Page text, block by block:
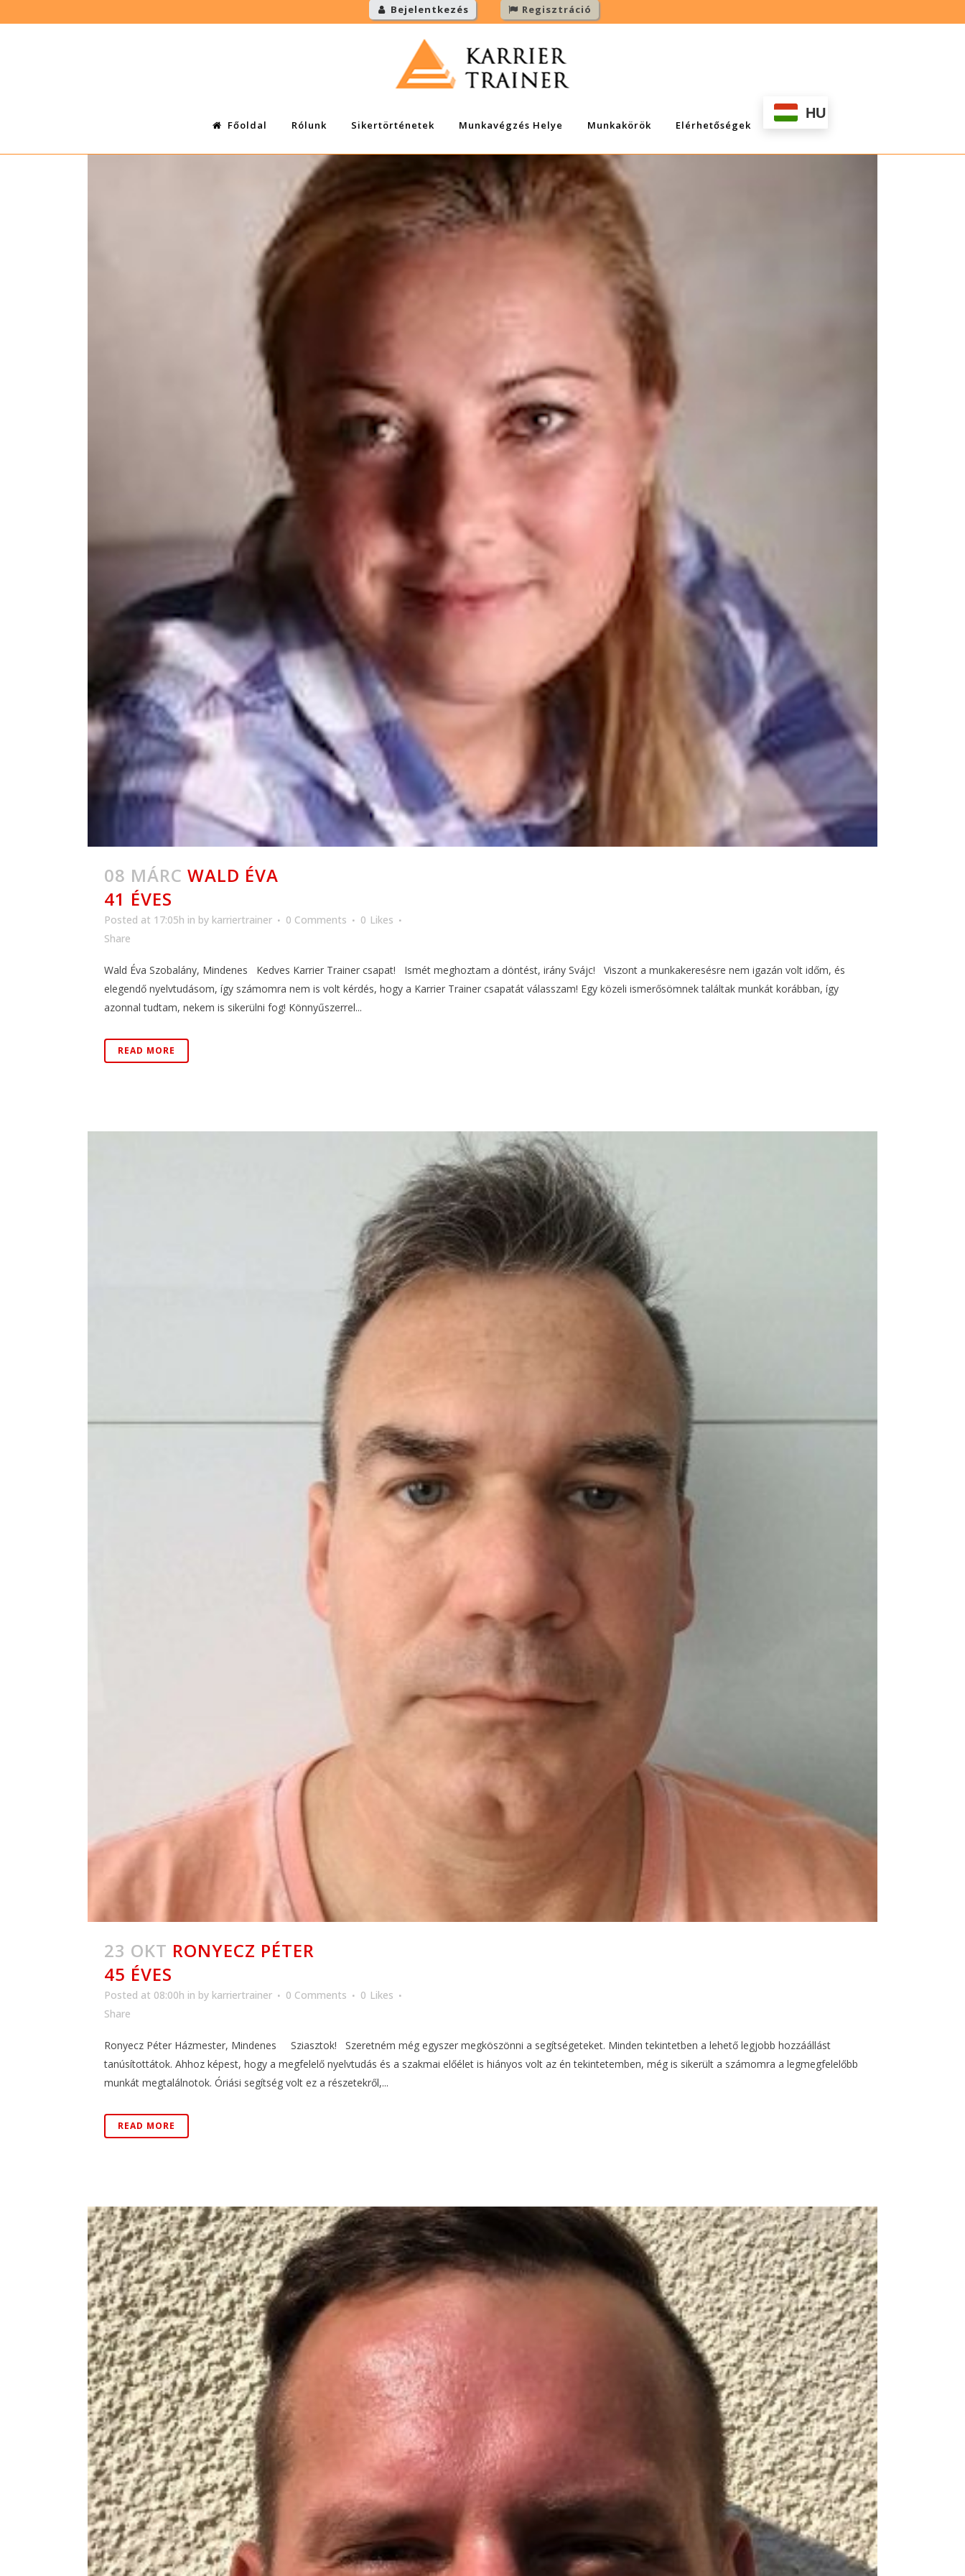
Bejelentkezés Regisztráció
Főoldal Rólunk Sikertörténetek Munkavégzés Helye Munkakörök Elérhetőségek
HU
08 MÁRC WALD ÉVA
41 ÉVES
Posted at 17:05h in by karriertrainer 0 Comments 0 Likes
Share
Wald Éva Szobalány, Mindenes Kedves Karrier Trainer csapat! Ismét meghoztam a döntést, irány Svájc! Viszont a munkakeresésre nem igazán volt időm, és
elegendő nyelvtudásom, így számomra nem is volt kérdés, hogy a Karrier Trainer csapatát válasszam! Egy közeli ismerősömnek találtak munkát korábban, így
azonnal tudtam, nekem is sikerülni fog! Könnyűszerrel...
READ MORE
23 OKT RONYECZ PÉTER
45 ÉVES
Posted at 08:00h in by karriertrainer 0 Comments 0 Likes
Share
Ronyecz Péter Házmester, Mindenes Sziasztok! Szeretném még egyszer megköszönni a segítségeteket. Minden tekintetben a lehető legjobb hozzáállást
tanúsítottátok. Ahhoz képest, hogy a megfelelő nyelvtudás és a szakmai előélet is hiányos volt az én tekintetemben, még is sikerült a számomra a legmegfelelőbb
munkát megtalálnotok. Óriási segítség volt ez a részetekről,...
READ MORE